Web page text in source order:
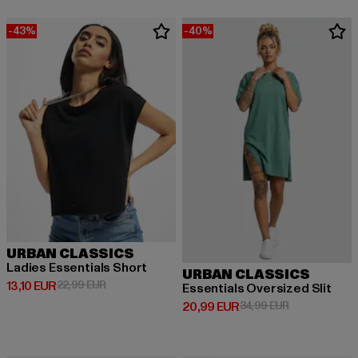
-43%
URBAN CLASSICS
Ladies Essentials Short
13,10 EUR
Derzeitiger Preis: 13,10 EUR
22,99 EURAktionspreis: 22,99 EUR
-40%
URBAN CLASSICS
Essentials Oversized Slit
20,99 EUR
Derzeitiger Preis: 20,99 EUR
34,99 EURAktionspreis: